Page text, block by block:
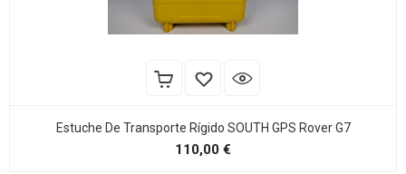
Estuche De Transporte Rígido SOUTH GPS Rover G7
110,00 €